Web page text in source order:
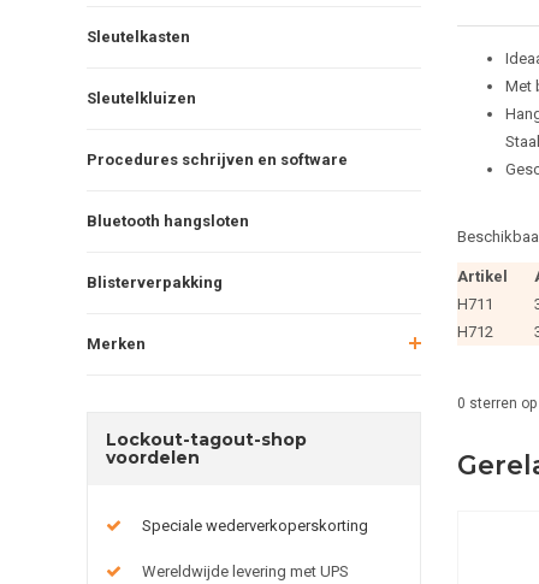
Sleutelkasten
Sleutelkluizen
Procedures schrijven en software
Bluetooth hangsloten
Blisterverpakking
Merken
Lockout-tagout-shop
voordelen
Speciale wederverkoperskorting
Wereldwijde levering met UPS
Met
Artikel
H711
H712
0 sterren